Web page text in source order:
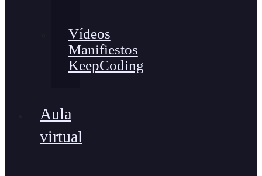
Vídeos
Manifiestos
KeepCoding
Aula
virtual